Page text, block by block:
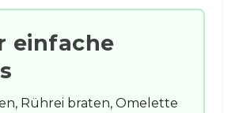
einfache
Rührei braten, Omelette